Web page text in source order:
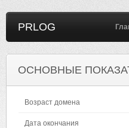
PRLOG
ОСНОВНЫЕ
Возраст домена
Дата окончания